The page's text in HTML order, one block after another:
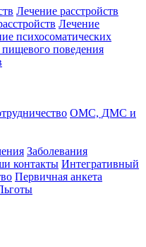
Лечение расстройств
Лечение
психосоматических
пищевого поведения
ОМС, ДМС и
Заболевания
контакты Интегративный
Первичная анкета